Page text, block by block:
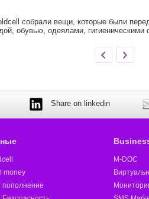
собрали вещи, которые были
обувью, одеялами,
Share on linkedin
money
M-DOC